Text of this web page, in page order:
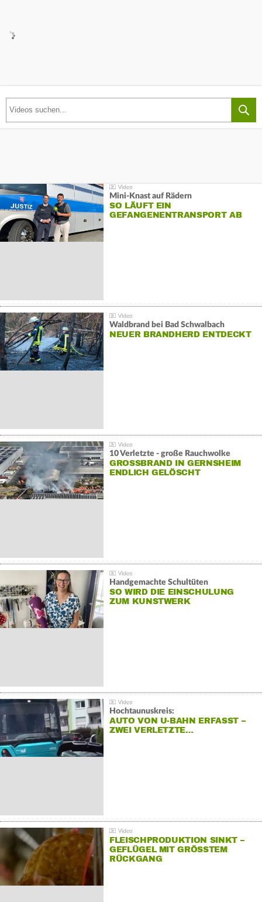
Mini-Knast auf Rädern
SO LÄUFT EIN
GEFANGENENTRANSPORT AB
Waldbrand bei Bad Schwalbach
NEUER BRANDHERD ENTDECKT
10 Verletzte - große Rauchwolke
GROSSBRAND IN GERNSHEIM E
NDLICH GELÖSCHT
Handgemachte Schultüten
SO WIRD DIE EINSCHULUNG
ZUM KUNSTWERK
Hochtaunuskreis:
AUTO VON U-BAHN ERFASST –
ZWEI VERLETZTE…
FLEISCHPRODUKTION SINKT –
GEFLÜGEL MIT GRÖSSTEM R
ÜCKGANG